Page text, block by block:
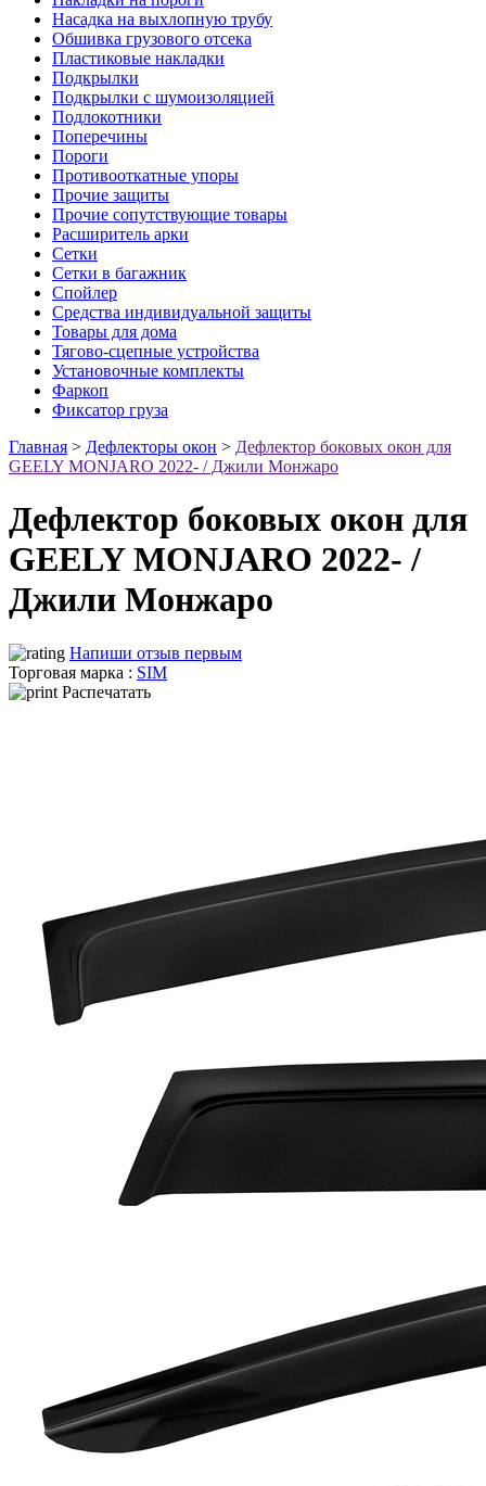
Насадка на выхлопную трубу
Обшивка грузового отсека
Пластиковые накладки
Подкрылки
Подкрылки с шумоизоляцией
Подлокотники
Поперечины
Пороги
Противооткатные упоры
Прочие защиты
Прочие сопутствующие товары
Расширитель арки
Сетки
Сетки в багажник
Спойлер
Средства индивидуальной защиты
Товары для дома
Тягово-сцепные устройства
Установочные комплекты
Фаркоп
Фиксатор груза
Главная > Дефлекторы окон > Дефлектор боковых окон для
GEELY MONJARO 2022- / Джили Монжаро
Дефлектор боковых окон для
GEELY MONJARO 2022- /
Джили Монжаро
Напиши отзыв первым
Торговая марка : SIM
Распечатать